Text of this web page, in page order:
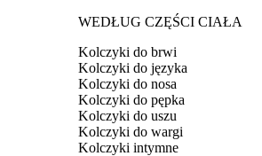
WEDŁUG CZĘŚCI CIAŁA
Kolczyki do brwi
Kolczyki do języka
Kolczyki do nosa
Kolczyki do pępka
Kolczyki do uszu
Kolczyki do wargi
Kolczyki intymne